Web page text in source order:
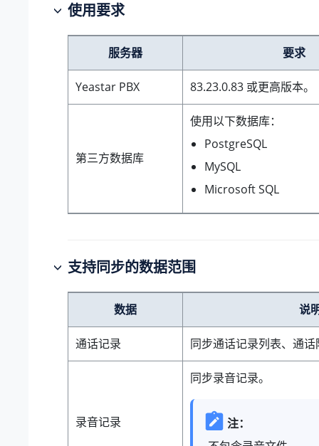
使用要求
服务器 要求
Yeastar PBX 83.23.0.83 或更高版本。
第三方数据库
使用以下数据库：
PostgreSQL
MySQL
Microsoft SQL
支持同步的数据范围
数据 说
通话记录 同步通话记录列表、通
录音记录
同步录音记录。
注：